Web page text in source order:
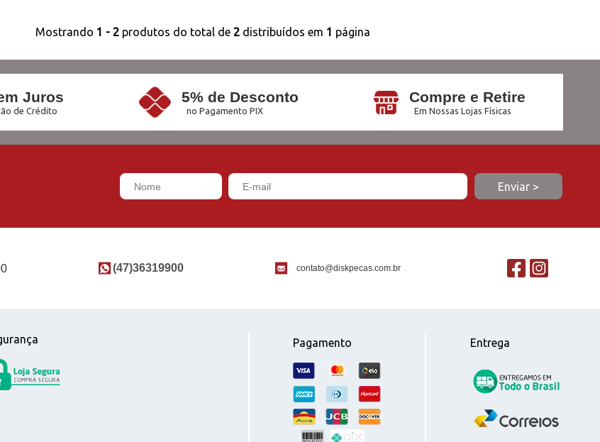
Mostrando 1 - 2 produtos do total de 2distribuídos em 1 página
Juros
de Crédito
5% de Desconto
no Pagamento PIX
Compre e Retire
Em Nossas Lojas Físicas
(47)36319900 contato@diskpecas.com.br
Pagamento Entrega